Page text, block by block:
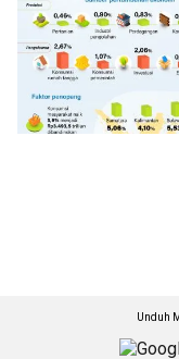
Unduh